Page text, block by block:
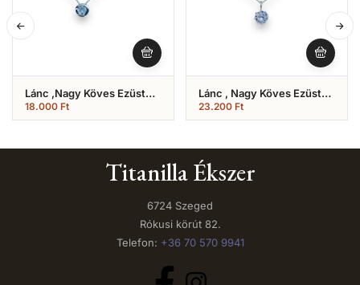
Lánc ,Nagy Köves Ezüst
(Nr.7)
18.000 Ft
Lánc , Nagy Köves Ezüst
(Nr.11)
23.200 Ft
Titanilla Ékszer
6724 Szeged
Rókusi körút 82.
Telefon: +36 70 570 9941